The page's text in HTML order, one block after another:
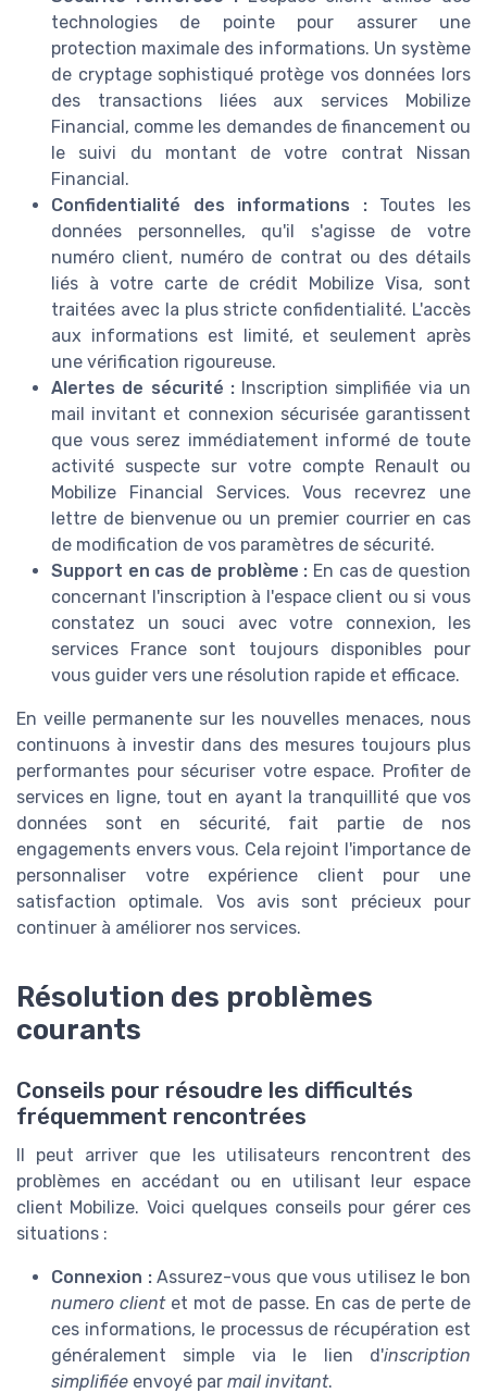
technologies de pointe pour assurer une
protection maximale des informations. Un système
de cryptage sophistiqué protège vos données lors
des transactions liées aux services Mobilize
Financial, comme les demandes de financement ou
le suivi du montant de votre contrat Nissan
Financial.
Confidentialité des informations :Toutes les
données personnelles, qu'il s'agisse de votre
numéro client, numéro de contrat ou des détails
liés à votre carte de crédit Mobilize Visa, sont
traitées avec la plus stricte confidentialité. L'accès
aux informations est limité, et seulement après
une vérification rigoureuse.
Alertes de sécurité :Inscription simplifiée via un
mail invitant et connexion sécurisée garantissent
que vous serez immédiatement informé de toute
activité suspecte sur votre compte Renault ou
Mobilize Financial Services. Vous recevrez une
lettre de bienvenue ou un premier courrier en cas
de modification de vos paramètres de sécurité.
Support en cas de problème : En cas de question
concernant l'inscription à l'espace client ou si vous
constatez un souci avec votre connexion, les
services France sont toujours disponibles pour
vous guider vers une résolution rapide et efficace.
En veille permanente sur les nouvelles menaces, nous
continuons à investir dans des mesures toujours plus
performantes pour sécuriser votre espace. Profiter de
services en ligne, tout en ayant la tranquillité que vos
données sont en sécurité, fait partie de nos
engagements envers vous. Cela rejoint l'importance de
personnaliser votre expérience client pour une
satisfaction optimale. Vos avis sont précieux pour
continuer à améliorer nos services.
Résolution des problèmes
courants
Conseils pour résoudre les difficultés
fréquemment rencontrées
Il peut arriver que les utilisateurs rencontrent des
problèmes en accédant ou en utilisant leur espace
client Mobilize. Voici quelques conseils pour gérer ces
situations :
Connexion :Assurez-vous que vous utilisez le bon
numero clientet mot de passe. En cas de perte de
ces informations, le processus de récupération est
généralement simple via le lien d'inscription
simplifiée envoyé par mail invitant.